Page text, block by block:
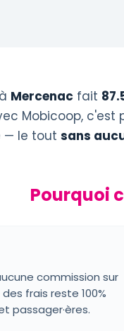
à Mercenac fait
Mobicoop,
— le tout sans
Pourquoi
commission sur
frais reste 100%
passager·ères.